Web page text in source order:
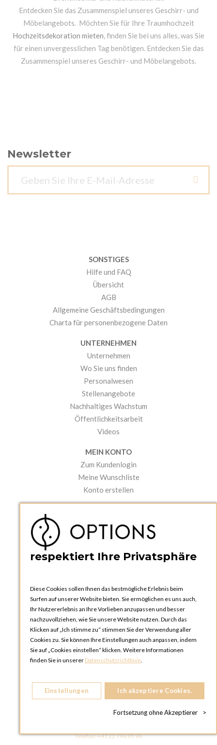
Entdecken Sie das Zusammenspiel unseres Geschirr- und
Möbelangebots. Möchten Sie für Ihre Traumhochzeit
Hochzeitsdekoration mieten, finden Sie bei uns alles, was Sie
für einen unvergesslichen Tag benötigen. Entdecken Sie das
Zusammenspiel unseres Geschirr- und Möbelangebots.
Newsletter
SONSTIGES
Hilfe und FAQ
Übersicht
AGB
Allgemeine Geschäftsbedingungen
Charta für personenbezogene Daten
UNTERNEHMEN
Unternehmen
Wo Sie uns finden
Personalwesen
Stellenangebote
Nachhaltiges Wachstum
Öffentlichkeitsarbeit
Videos
MEIN KONTO
Zum Kundenlogin
Meine Wunschliste
Konto erstellen
Kataloge und Bestellschein
Bedienungsanleitungen
OPTIONS ZÜRICH
Steinackerstrasse 55,
8302 Kloten
SCHWEIZ
OPTIONS GENF
1219 Le Lignon
Telefon:+41 22 796 95 96
respektiert Ihre Privatsphäre
Diese Cookies sollen Ihnen das bestmögliche Erlebnis beim
Surfen auf unserer Website bieten. Sie ermöglichen es uns auch,
Ihr Nutzererlebnis an Ihre Vorlieben anzupassen und besser
nachzuvollziehen, wie Sie unsere Website nutzen. Durch das
Klicken auf „Ich stimme zu“ stimmen Sie der Verwendung aller
Cookies zu. Sie können Ihre Einstellungen auch anpassen, indem
Sie auf „Cookies einstellen“ klicken. Weitere Informationen
finden Sie in unserer Datenschutzrichtlinie.
Einstellungen Ich akzeptiere Cookies.
Fortsetzung ohne Akzeptierer >